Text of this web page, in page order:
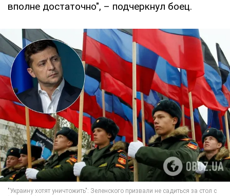
вполне достаточно", – подчеркнул боец.